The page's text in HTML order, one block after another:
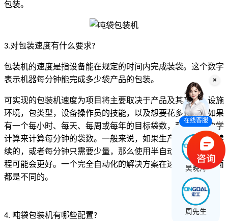
包装。
3.对包装速度有什么要求?
包装机的速度是指设备能在规定的时间内完成装袋。这个数字
表示机器每分钟能完成多少袋产品的包装。
可实现的包装机速度为项目将主要取决于产品及其功能，设施
环境，包类型，设备操作员的技能，以及想要花多少钱。如果
有一个每小时、每天、每周或每年的目标袋数，那么运行数学
计算来计算每分钟的袋数。一般来说，如果生产需求是断断续
续的，或者每分钟只需要少量，那么使用半自动或手动包装过
程可能会更好。一个完全自动化的解决方案在速度和成本方面
都是不同的。
4. 吨袋包装机有哪些配置?
在线客服
吴晚舟
周先生